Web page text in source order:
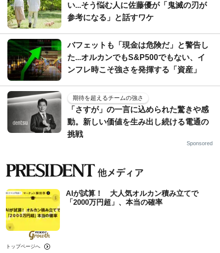
い...そう悩む人に佐藤優が「鬼滅の刃が
参考になる」と話すワケ
バフェットも「現金は危険だ」と警告し
た...オルカンでもS&P500でもない、イ
ンフレ時こそ強さを発揮する「資産」
期待を超えるチームの強さ
「さすが」の一言に込められた驚きや感
動。新しい価値を生み出し続ける電通の
挑戦
Sponsored
AIが試算！ 大人気オルカン積み立てで
「2000万円超」、本当の確率
トップページへ